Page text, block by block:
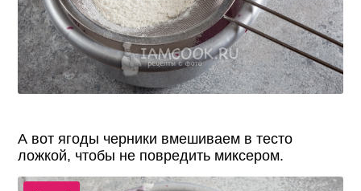
А вот ягоды черники вмешиваем в тесто
ложкой, чтобы не повредить миксером.